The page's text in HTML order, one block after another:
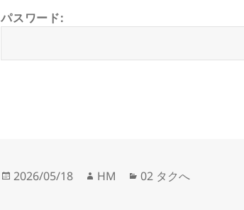
パスワード:
投
2026/05/18
作
HM
カ
02 タクへ